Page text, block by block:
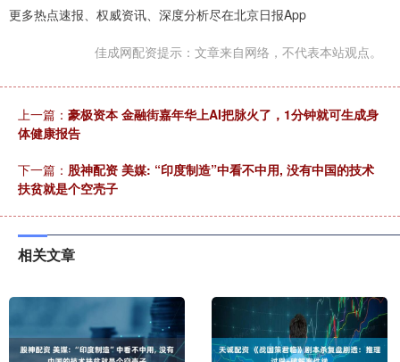
更多热点速报、权威资讯、深度分析尽在北京日报App
佳成网配资提示：文章来自网络，不代表本站观点。
上一篇： 豪极资本 金融街嘉年华上AI把脉火了，1分钟就可生成身
体健康报告
下一篇： 股神配资 美媒: “印度制造”中看不中用, 没有中国的技术
扶贫就是个空壳子
相关文章